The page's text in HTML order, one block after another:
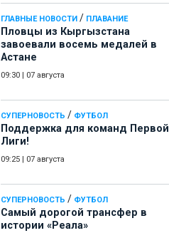
ГЛАВНЫЕ НОВОСТИ / ПЛАВАНИЕ
Пловцы из Кыргызстана
завоевали восемь медалей в
Астане
09:30 07 августа
СУПЕРНОВОСТЬ / ФУТБОЛ
Поддержка для команд Первой
Лиги!
09:25 07 августа
СУПЕРНОВОСТЬ / ФУТБОЛ
Самый дорогой трансфер в
истории «Реала»